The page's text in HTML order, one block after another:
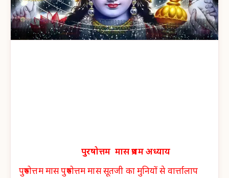
पुरषोत्तम मास प्रथम अध्याय
पुरुषोत्तम मास पुरुषोत्तम मास सूतजी का मुनियों से वार्त्तालाप